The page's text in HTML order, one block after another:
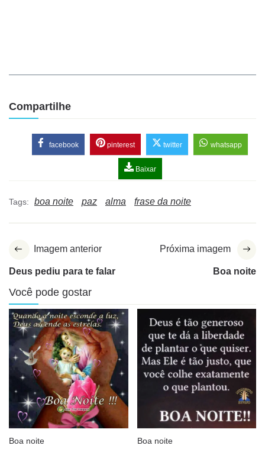
Compartilhe
facebook pinterest twitter whatsapp
Baixar
Tags: boa noite paz alma frase da noite
Imagem anterior
Deus pediu para te falar
Próxima imagem
Boa noite
Você pode gostar
Boa noite Boa noite